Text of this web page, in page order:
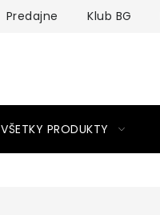
Predajne Klub BG
VŠETKY PRODUKTY